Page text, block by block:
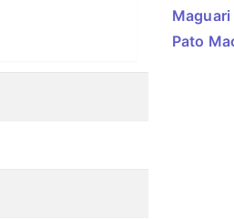
Maguari
Pato